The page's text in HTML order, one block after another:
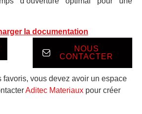
la documentation
NOUS
CONTACTER
favoris, vous devez avoir un espace
Aditec Materiaux pour créer